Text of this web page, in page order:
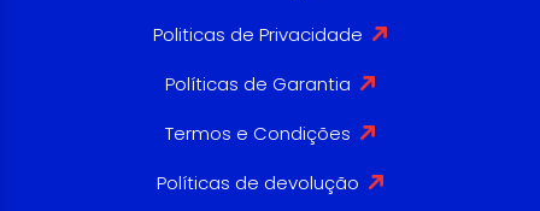
Politicas de Privacidade
Políticas de Garantia
Termos e Condições
Políticas de devolução